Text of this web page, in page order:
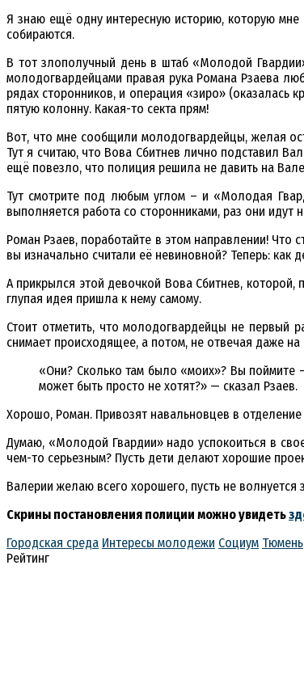
Я знаю ещё одну интересную историю, которую мне
собираются.
В тот злополучный день в штаб «Молодой
молодогвардейцами правая рука Романа Рзаева
рядах сторонников, и операция «зиро» (оказалась
пятую колонну. Какая-то секта прям!
Вот, что мне сообщили молодогвардейцы, желая
Тут я считаю, что Вова Сбитнев лично подставил
ещё повезло, что полиция решила не давить на
Тут смотрите под любым углом – и «Молодая
выполняется работа со сторонниками, раз они идут
Роман Рзаев, поработайте в этом направлении! Что
вы изначально считали её невиновной? Теперь:
А прикрылся этой девочкой Вова Сбитнев,
глупая идея пришла к нему самому.
Стоит отметить, что молодогвардейцы не первый
снимает происходящее, а потом, не отвечая даже
«Они? Сколько там было «моих»? Вы поймите
может быть просто не хотят?» — сказал Рзаев.
Хорошо, Роман. Привозят навальновцев в
Думаю, «Молодой Гвардии» надо успокоиться в
чем-то серьезным? Пусть дети делают хорошие
Валерии желаю всего хорошего, пусть не
Скрины постановления полиции можно увидеть
Городская среда Интересы молодежи Социум Тюмень
Рейтинг